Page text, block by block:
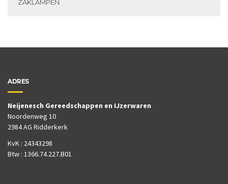
ZAKLAMPEN
ADRES
Neijenesch Gereedschappen en IJzerwaren
Noordenweg 10
2984 AG Ridderkerk
KvK : 24343298
Btw : 1366.74.227.B01